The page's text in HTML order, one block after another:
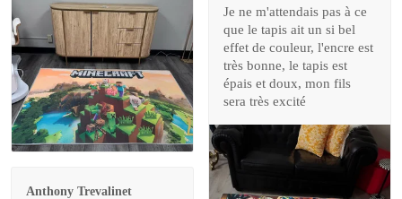
Je ne m'attendais pas à ce
que le tapis ait un si bel
effet de couleur, l'encre est
très bonne, le tapis est
épais et doux, mon fils
sera très excité
Anthony Trevalinet